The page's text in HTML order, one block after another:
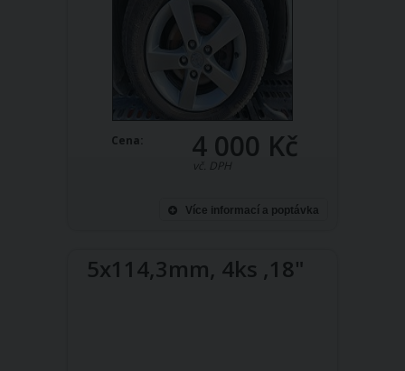
Cena: 4 000 Kč
vč. DPH
Více informací a poptávka
5x114,3mm, 4ks ,18"